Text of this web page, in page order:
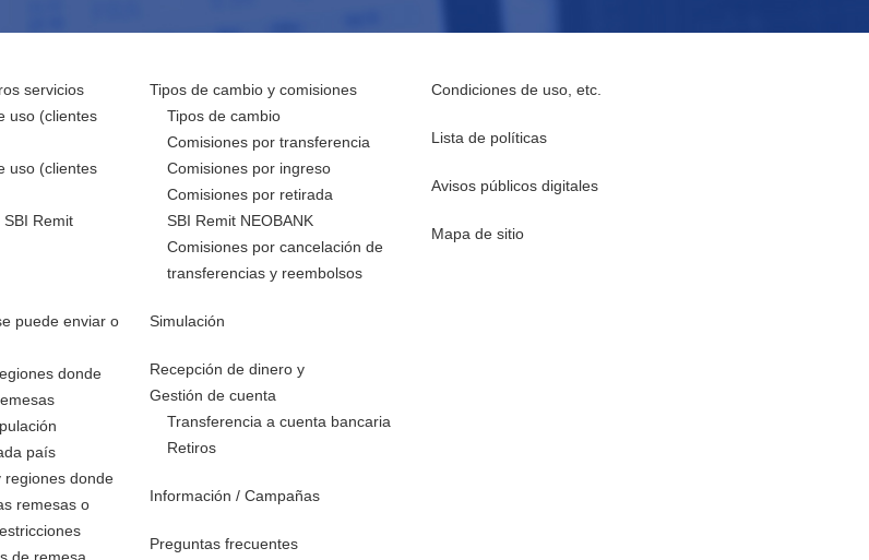
servicios
uso (clientes
uso (clientes
Remit
puede enviar o
donde
país
regiones donde
remesas o
Tipos de cambio y comisiones
Tipos de cambio
Comisiones por transferencia
Comisiones por ingreso
Comisiones por retirada
SBI Remit NEOBANK
Comisiones por cancelación de
transferencias y reembolsos
Simulación
Recepción de dinero y
Gestión de cuenta
Transferencia a cuenta bancaria
Retiros
Información / Campañas
Preguntas frecuentes
Condiciones de uso, etc.
Lista de políticas
Avisos públicos digitales
Mapa de sitio